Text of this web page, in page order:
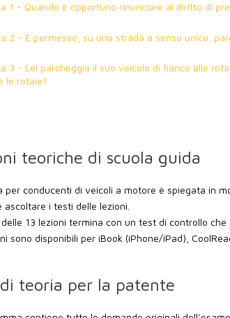
1 - Quando è opportuno rinunciare al diritto di
2 - È permesso, su una strada a senso unico,
3 - Lei parcheggia il suo veicolo di fianco alle
le rotaie?
teoriche di scuola guida
per conducenti di veicoli a motore è spiegata in
ascoltare i testi delle lezioni.
delle 13 lezioni termina con un test di controllo
sono disponibili per iBook (iPhone/iPad),
teoria per la patente